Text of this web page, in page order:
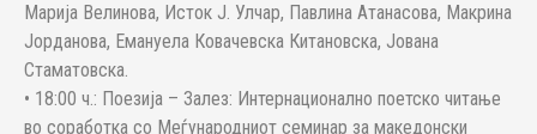
Марија Велинова, Исток Ј. Улчар, Павлина Атанасова, Макрина
Јорданова, Емануела Ковачевска Китановска, Јована
Стаматовска.
• 18:00 ч.: Поезија – Залез: Интернационално поетско читање
во соработка со Меѓународниот семинар за македонски